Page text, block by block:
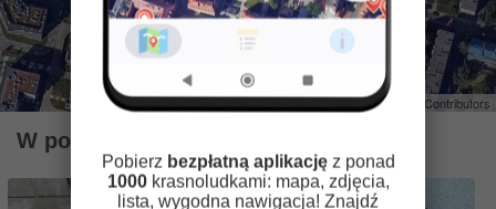
Leaflet| ©OpenStreetMap Contributors
W pobliżu znajdują się krasnale
Pobierz bezpłatną aplikacjęz ponad
1000krasnoludkami: mapa, zdjęcia,
lista, wygodna nawigacja! Znajdź